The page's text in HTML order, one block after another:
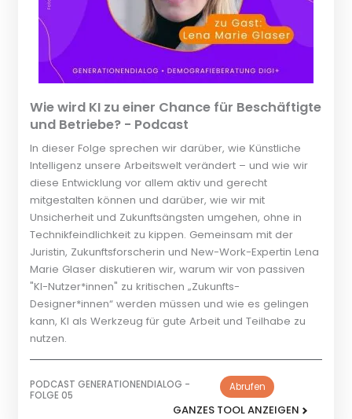
Wie wird KI zu einer Chance für Beschäftigte
und Betriebe? - Podcast
In dieser Folge sprechen wir darüber, wie Künstliche
Intelligenz unsere Arbeitswelt verändert – und wie wir
diese Entwicklung vor allem aktiv und gerecht
mitgestalten können und darüber, wie wir mit
Unsicherheit und Zukunftsängsten umgehen, ohne in
Technikfeindlichkeit zu kippen. Gemeinsam mit der
Juristin, Zukunftsforscherin und New-Work-Expertin Lena
Marie Glaser diskutieren wir, warum wir von passiven
"KI-Nutzer*innen" zu kritischen „Zukunfts-
Designer*innen“ werden müssen und wie es gelingen
kann, KI als Werkzeug für gute Arbeit und Teilhabe zu
nutzen.
PODCAST GENERATIONENDIALOG -
FOLGE 05
Abrufen
GANZES TOOL ANZEIGEN